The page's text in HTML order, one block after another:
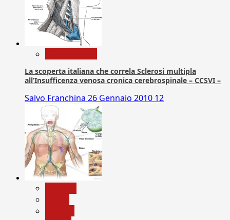
La scoperta italiana che correla Sclerosi multipla
all’Insufficenza venosa cronica cerebrospinale – CCSVI –
Salvo Franchina 26 Gennaio 2010 12